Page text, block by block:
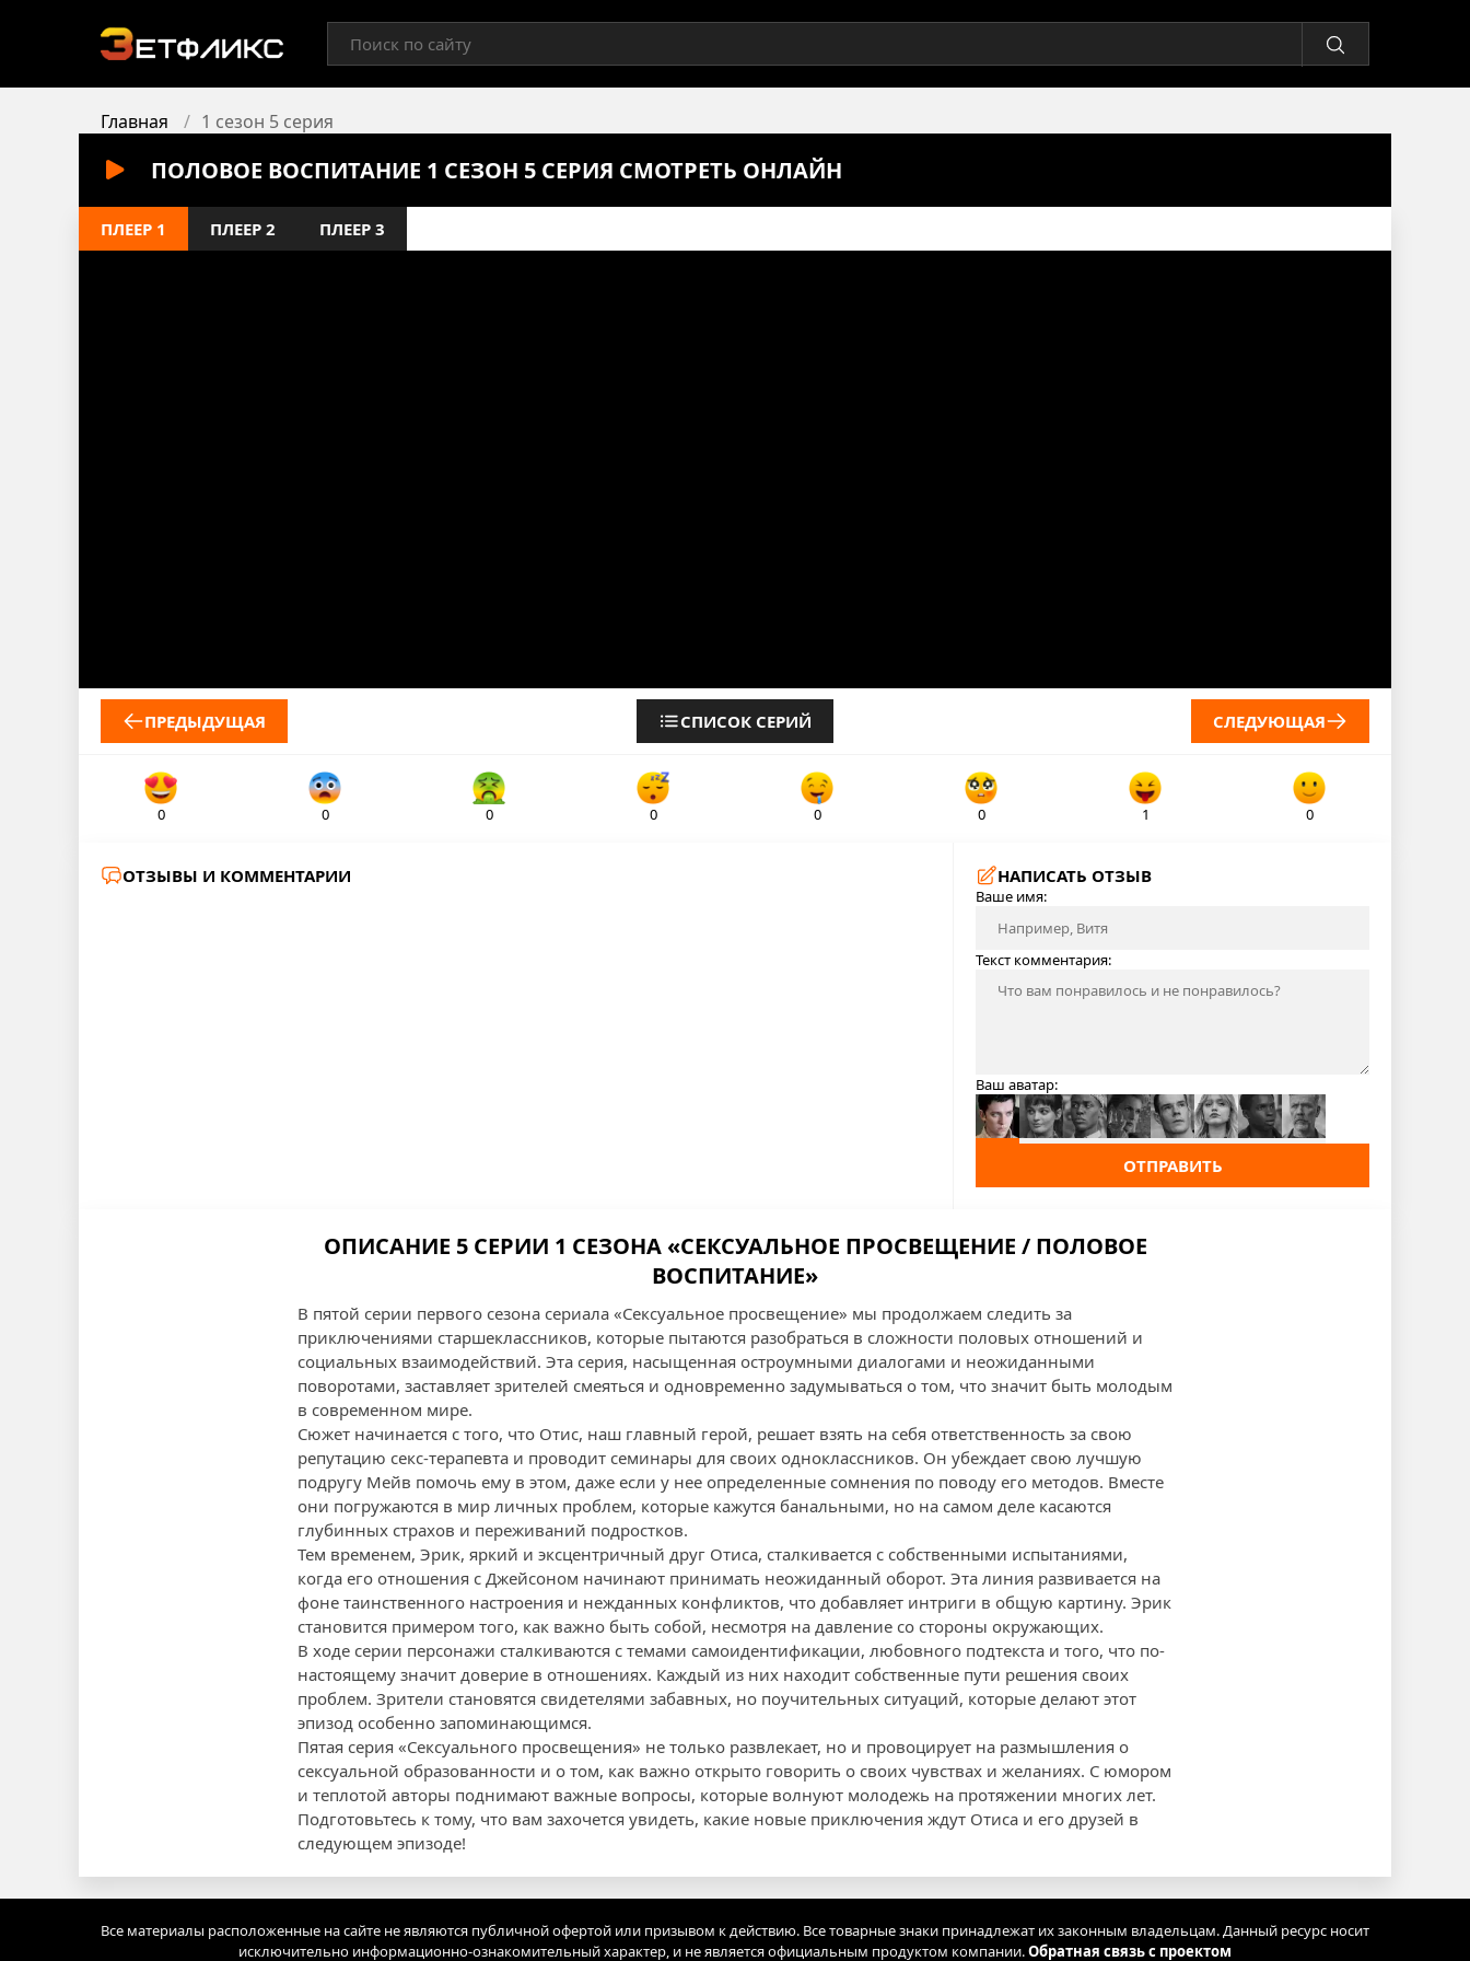
Главная 1 сезон 5 серия
ПОЛОВОЕ ВОСПИТАНИЕ 1 СЕЗОН 5 СЕРИЯ СМОТРЕТЬ ОНЛАЙН
ПЛЕЕР 1 ПЛЕЕР 2 ПЛЕЕР 3
ПРЕДЫДУЩАЯ СПИСОК СЕРИЙ СЛЕДУЮЩАЯ
0 0 0 0 0 0 1 0
ОТЗЫВЫ И КОММЕНТАРИИ НАПИСАТЬ ОТЗЫВ
Ваше имя:
Текст комментария:
Ваш аватар:
ОТПРАВИТЬ
ОПИСАНИЕ 5 СЕРИИ 1 СЕЗОНА «СЕКСУАЛЬНОЕ ПРОСВЕЩЕНИЕ / ПОЛОВОЕ
ВОСПИТАНИЕ»
В пятой серии первого сезона сериала «Сексуальное просвещение» мы продолжаем следить за
приключениями старшеклассников, которые пытаются разобраться в сложности половых отношений и
социальных взаимодействий. Эта серия, насыщенная остроумными диалогами и неожиданными
поворотами, заставляет зрителей смеяться и одновременно задумываться о том, что значит быть молодым
в современном мире.
Сюжет начинается с того, что Отис, наш главный герой, решает взять на себя ответственность за свою
репутацию секс-терапевта и проводит семинары для своих одноклассников. Он убеждает свою лучшую
подругу Мейв помочь ему в этом, даже если у нее определенные сомнения по поводу его методов. Вместе
они погружаются в мир личных проблем, которые кажутся банальными, но на самом деле касаются
глубинных страхов и переживаний подростков.
Тем временем, Эрик, яркий и эксцентричный друг Отиса, сталкивается с собственными испытаниями,
когда его отношения с Джейсоном начинают принимать неожиданный оборот. Эта линия развивается на
фоне таинственного настроения и нежданных конфликтов, что добавляет интриги в общую картину. Эрик
становится примером того, как важно быть собой, несмотря на давление со стороны окружающих.
В ходе серии персонажи сталкиваются с темами самоидентификации, любовного подтекста и того, что по-
настоящему значит доверие в отношениях. Каждый из них находит собственные пути решения своих
проблем. Зрители становятся свидетелями забавных, но поучительных ситуаций, которые делают этот
эпизод особенно запоминающимся.
Пятая серия «Сексуального просвещения» не только развлекает, но и провоцирует на размышления о
сексуальной образованности и о том, как важно открыто говорить о своих чувствах и желаниях. С юмором
и теплотой авторы поднимают важные вопросы, которые волнуют молодежь на протяжении многих лет.
Подготовьтесь к тому, что вам захочется увидеть, какие новые приключения ждут Отиса и его друзей в
следующем эпизоде!
Все материалы расположенные на сайте не являются публичной офертой или призывом к действию. Все товарные знаки принадлежат их законным владельцам. Данный ресурс носит
исключительно информационно-ознакомительный характер, и не является официальным продуктом компании.Обратная связь с проектом